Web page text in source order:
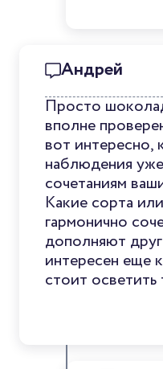
Андрей
Просто
вполне
вот интересно,
наблюдения
сочетаниям
Какие сорта
гармонично
дополняют
интересен еще
стоит